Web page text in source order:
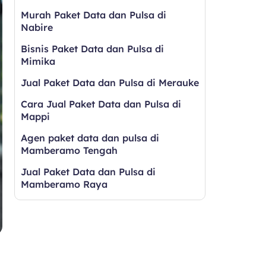
Murah Paket Data dan Pulsa di
Nabire
Bisnis Paket Data dan Pulsa di
Mimika
Jual Paket Data dan Pulsa di Merauke
Cara Jual Paket Data dan Pulsa di
Mappi
Agen paket data dan pulsa di
Mamberamo Tengah
Jual Paket Data dan Pulsa di
Mamberamo Raya